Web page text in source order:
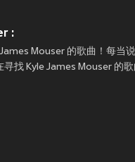
:
Mouser 的歌曲！每当
找 Kyle James Mouser 的